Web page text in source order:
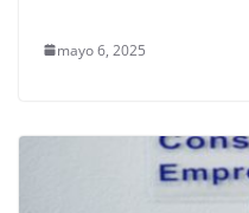
mayo 6, 2025